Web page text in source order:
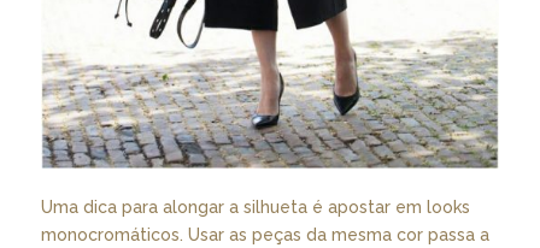
Uma dica para alongar a silhueta é apostar em looks
monocromáticos. Usar as peças da mesma cor passa a